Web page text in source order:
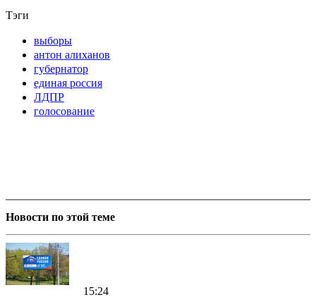
Тэги
выборы
антон алиханов
губернатор
единая россия
ЛДПР
голосование
Новости по этой теме
15:24